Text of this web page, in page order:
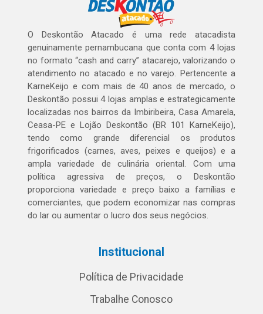
O Deskontão Atacado é uma rede atacadista
genuinamente pernambucana que conta com 4 lojas
no formato “cash and carry” atacarejo, valorizando o
atendimento no atacado e no varejo. Pertencente a
KarneKeijo e com mais de 40 anos de mercado, o
Deskontão possui 4 lojas amplas e estrategicamente
localizadas nos bairros da Imbiribeira, Casa Amarela,
Ceasa-PE e Lojão Deskontão (BR 101 KarneKeijo),
tendo como grande diferencial os produtos
frigorificados (carnes, aves, peixes e queijos) e a
ampla variedade de culinária oriental. Com uma
política agressiva de preços, o Deskontão
proporciona variedade e preço baixo a famílias e
comerciantes, que podem economizar nas compras
do lar ou aumentar o lucro dos seus negócios.
Institucional
Política de Privacidade
Trabalhe Conosco